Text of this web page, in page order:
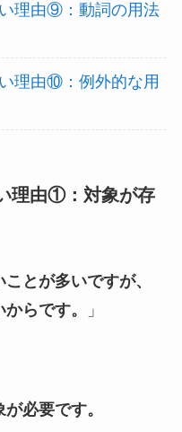
理由⑨：動詞の用法
理由⑩：例外的な用
理由①：対象が存
とが多いですが、
らです。
」
必要です。